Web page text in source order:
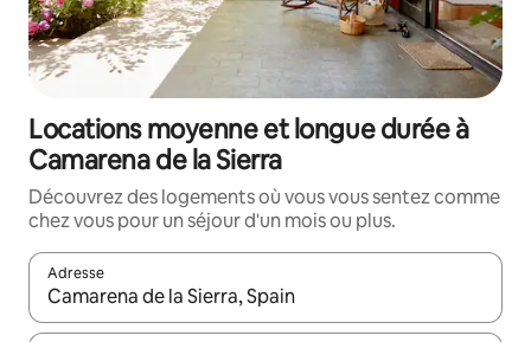
Locations moyenne et longue durée à
Camarena de la Sierra
Découvrez des logements où vous vous sentez comme
chez vous pour un séjour d'un mois ou plus.
Adresse
Lorsque les résultats s'affichent, utilisez les flèches vers le